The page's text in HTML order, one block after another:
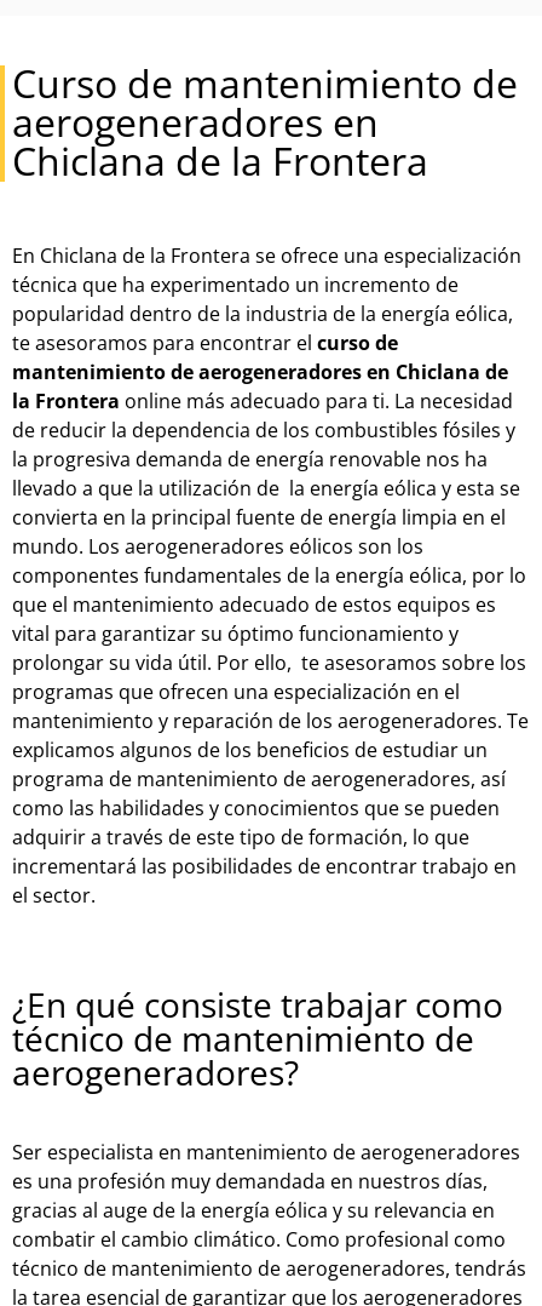
Curso de mantenimiento de
aerogeneradores en
Chiclana de la Frontera
En Chiclana de la Frontera se ofrece una especialización
técnica que ha experimentado un incremento de
popularidad dentro de la industria de la energía eólica,
te asesoramos para encontrar el curso de
mantenimiento de aerogeneradores en Chiclana de
la Frontera online más adecuado para ti. La necesidad
de reducir la dependencia de los combustibles fósiles y
la progresiva demanda de energía renovable nos ha
llevado a que la utilización de la energía eólica y esta se
convierta en la principal fuente de energía limpia en el
mundo. Los aerogeneradores eólicos son los
componentes fundamentales de la energía eólica, por lo
que el mantenimiento adecuado de estos equipos es
vital para garantizarsu óptimo funcionamiento y
prolongarsu vida útil. Por ello, te asesoramos sobre los
programas que ofrecen una especialización en el
mantenimiento y reparación de los aerogeneradores. Te
explicamos algunos de los beneficios de estudiar un
programa de mantenimiento deaerogeneradores, así
como las habilidades y conocimientos quese pueden
adquirira través de estetipo deformación, lo que
incrementará las posibilidades de encontrartrabajo en
el sector.
¿En qué consiste trabajar como
técnico de mantenimiento de
aerogeneradores?
Ser especialista en mantenimiento de aerogeneradores
es una profesión muy demandada en nuestros días,
gracias al auge de la energía eólica y su relevancia en
combatir el cambio climático. Como profesional como
técnico de mantenimiento de aerogeneradores, tendrás
la tarea esencial de garantizar que los aerogeneradores